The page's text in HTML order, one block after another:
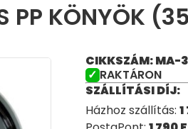
PP KÖNYÖK
CIKKSZÁM: MA-
RAKTÁRON
SZÁLLÍTÁSI DÍJ:
Házhoz szállítás: